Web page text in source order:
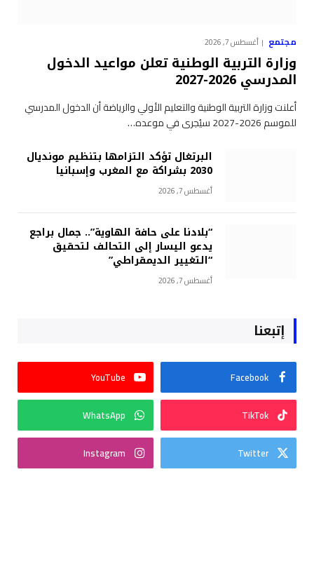
مجتمع أغسطس 7, 2026
وزارة التربية الوطنية تعلن مواعيد الدخول
المدرسي 2026-2027
أعلنت وزارة التربية الوطنية والتعليم الأولي والرياضة أن الدخول المدرسي
للموسم 2026-2027 سيُجرى في موعده…
البرتغال تؤكد التزامها بتنظيم مونديال
2030 بشراكة مع المغرب وإسبانيا
أغسطس 7, 2026
“بلادنا على حافة الهاوية”.. جمال براجع
يدعو اليسار إلى التحالف لتحقيق
“التغيير الديمقراطي”
أغسطس 7, 2026
إتبعنا
Facebook
YouTube
TikTok
WhatsApp
Twitter
Instagram